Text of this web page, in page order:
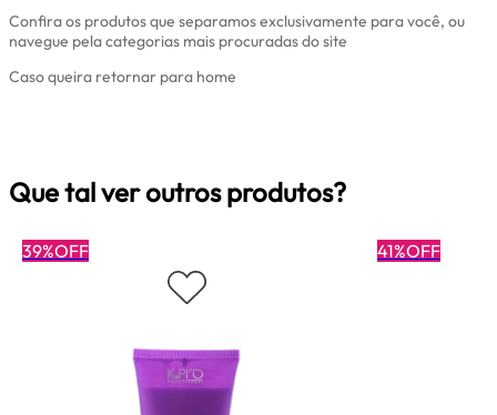
Confira os produtos que separamos exclusivamente para você, ou
navegue pela categorias mais procuradas do site
Caso queira retornar para home
Que tal ver outros produtos?
39%OFF 41%OFF